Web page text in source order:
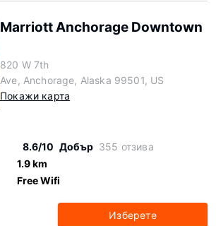
Marriott Anchorage Downtown
820 W 7th
Ave, Anchorage, Alaska 99501, US
Покажи карта
8.6/10 Добър 355 отзива
1.9 km
Free Wifi
Изберете